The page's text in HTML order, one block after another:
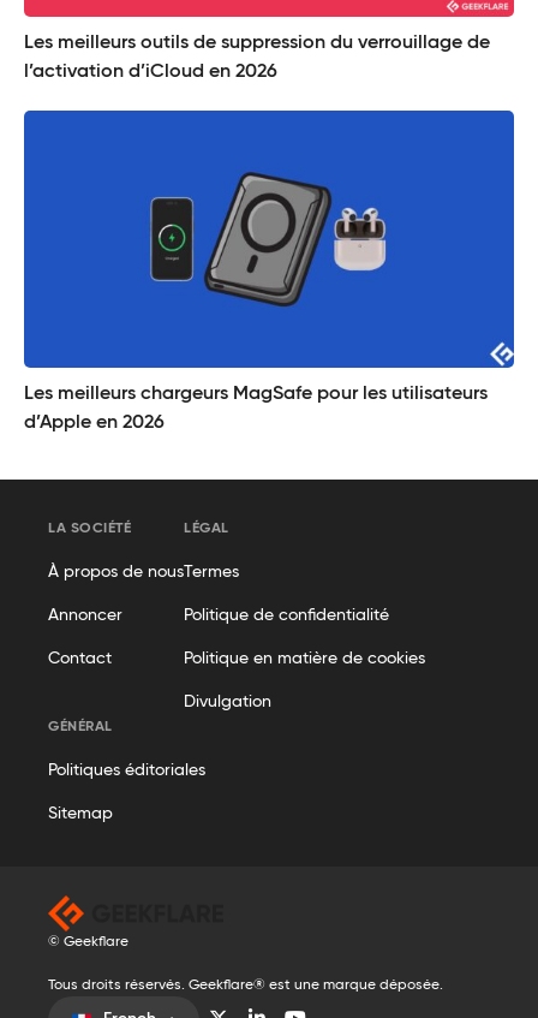
Les meilleurs outils de suppression du verrouillage de
l’activation d’iCloud en 2026
Les meilleurs chargeurs MagSafe pour les utilisateurs
d’Apple en 2026
LA SOCIÉTÉ
À propos de nous
Annoncer
Contact
LÉGAL
Termes
Politique de confidentialité
Politique en matière de cookies
Divulgation
GÉNÉRAL
Politiques éditoriales
Sitemap
© Geekflare
Tous droits réservés. Geekflare® est une marque déposée.